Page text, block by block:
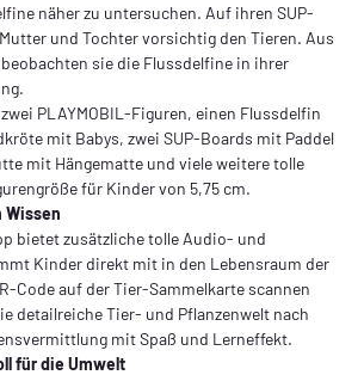
näher zu untersuchen. Auf ihren SUP-
und Tochter vorsichtig den Tieren. Aus
sie die Flussdelfine in ihrer
PLAYMOBIL-Figuren, einen Flussdelfin
mit Babys, zwei SUP-Boards mit Paddel
mit Hängematte und viele weitere tolle
für Kinder von 5,75 cm.
Wissen
bietet zusätzliche tolle Audio- und
Kinder direkt mit in den Lebensraum der
Code auf der Tier-Sammelkarte scannen
detailreiche Tier- und Pflanzenwelt nach
mit Spaß und Lerneffekt.
für die Umwelt